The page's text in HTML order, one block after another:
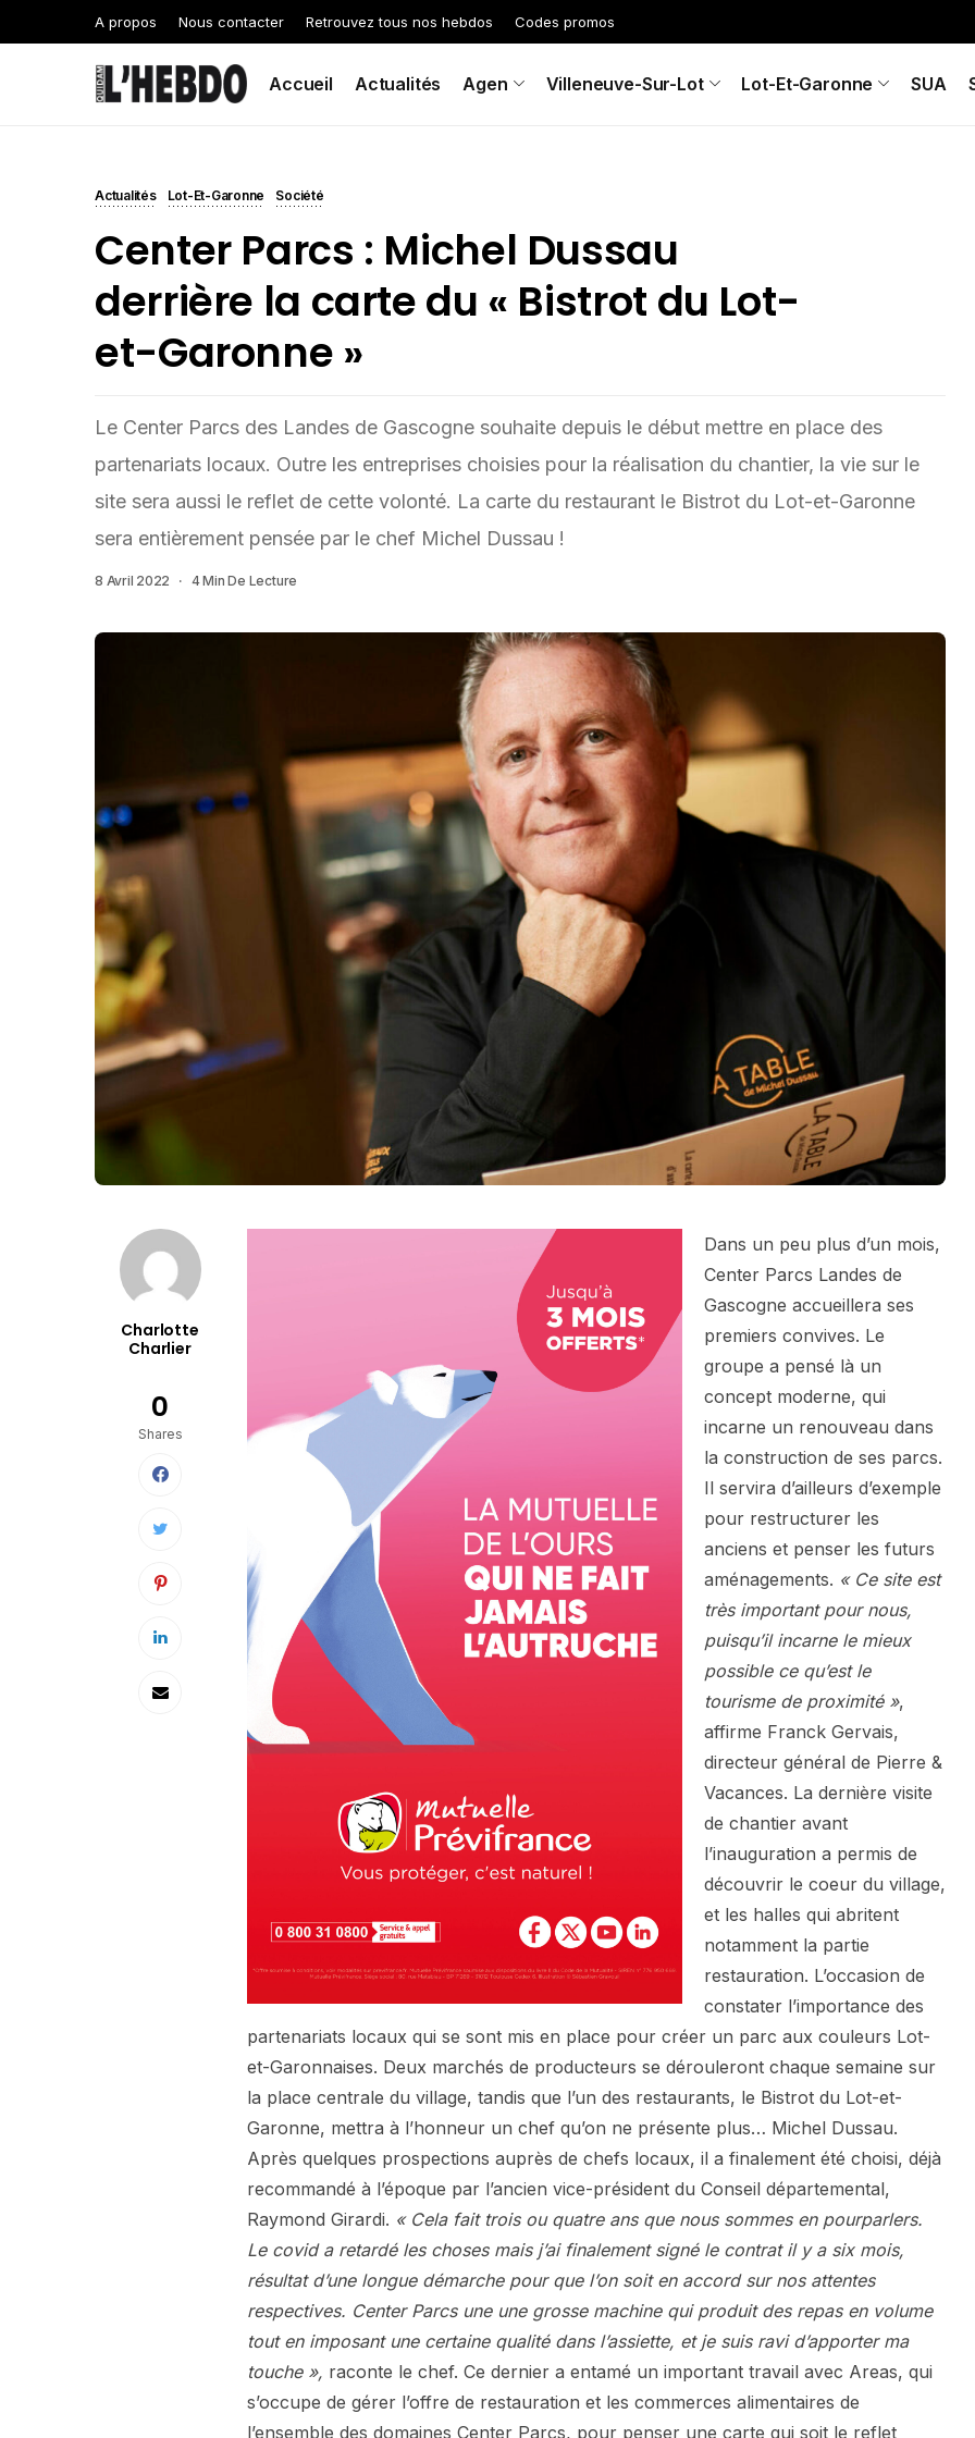
A propos Nous contacter Retrouvez tous nos hebdos Codes promos
Accueil Actualités Agen Villeneuve-Sur-Lot Lot-Et-Garonne SUA
Actualités Lot-Et-Garonne Société
Center Parcs : Michel Dussau
derrière la carte du « Bistrot du Lot-
et-Garonne »
Le Center Parcs des Landes de Gascogne souhaite depuis le début mettre en place des
partenariats locaux. Outre les entreprises choisies pour la réalisation du chantier, la vie sur le
site sera aussi le reflet de cette volonté. La carte du restaurant le Bistrot du Lot-et-Garonne
sera entièrement pensée par le chef Michel Dussau !
8 Avril 2022 4 Min De Lecture
Charlotte
Charlier
0
Shares
Dans un peu plus d’un mois,
Center Parcs Landes de
Gascogne accueillera ses
premiers convives. Le
groupe a pensé là un
concept moderne, qui
incarne un renouveau dans
la construction de ses parcs.
Il servira d’ailleurs d’exemple
pour restructurer les
anciens et penser les futurs
aménagements. « Ce site est
très important pour nous,
puisqu’il incarne le mieux
possible ce qu’est le
tourisme de proximité »,
affirme Franck Gervais,
directeur général de Pierre &
Vacances. La dernière visite
de chantier avant
l’inauguration a permis de
découvrir le coeur du village,
et les halles qui abritent
notamment la partie
restauration. L’occasion de
constater l’importance des
partenariats locaux qui se sont mis en place pour créer un parc aux couleurs Lot-
et-Garonnaises. Deux marchés de producteurs se dérouleront chaque semaine sur
la place centrale du village, tandis que l’un des restaurants, le Bistrot du Lot-et-
Garonne, mettra à l’honneur un chef qu’on ne présente plus… Michel Dussau.
Après quelques prospections auprès de chefs locaux, il a finalement été choisi, déjà
recommandé à l’époque par l’ancien vice-président du Conseil départemental,
Raymond Girardi. « Cela fait trois ou quatre ans que nous sommes en pourparlers.
Le covid a retardé les choses mais j’ai finalement signé le contrat il y a six mois,
résultat d’une longue démarche pour que l’on soit en accord sur nos attentes
respectives. Center Parcs une une grosse machine qui produit des repas en volume
tout en imposant une certaine qualité dans l’assiette, et je suis ravi d’apporter ma
touche », raconte le chef. Ce dernier a entamé un important travail avec Areas, qui
s’occupe de gérer l’offre de restauration et les commerces alimentaires de
l’ensemble des domaines Center Parcs, pour penser une carte qui soit le reflet